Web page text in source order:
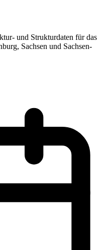
und Strukturdaten für das
Sachsen und Sachsen-